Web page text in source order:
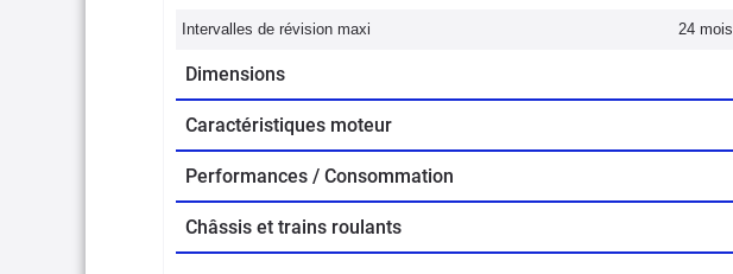
Intervalles de révision maxi 24 mois
Dimensions
Caractéristiques moteur
Performances / Consommation
Châssis et trains roulants